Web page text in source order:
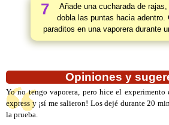
7
Añade una cucharada de
dobla las puntas hacia adentro.
paraditos en una vaporera durante
Opiniones y
Yo no tengo vaporera, pero hice el experimento
express y ¡sí me salieron! Los dejé durante 20
la prueba.